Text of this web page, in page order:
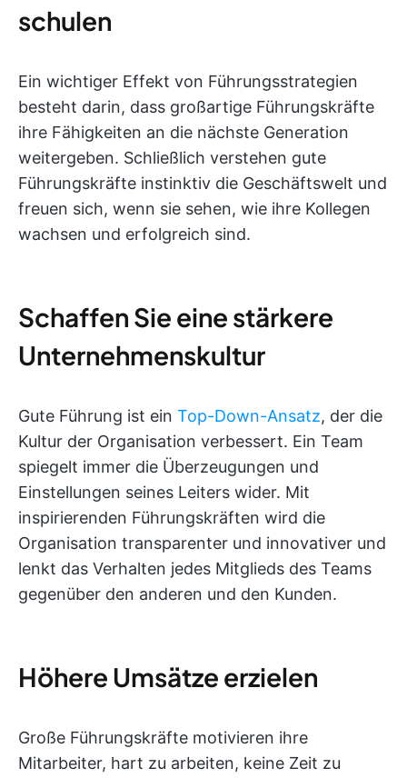
schulen
Ein wichtiger Effekt von Führungsstrategien
besteht darin, dass großartige Führungskräfte
ihre Fähigkeiten an die nächste Generation
weitergeben. Schließlich verstehen gute
Führungskräfte instinktiv die Geschäftswelt und
freuen sich, wenn sie sehen, wie ihre Kollegen
wachsen und erfolgreich sind.
Schaffen Sie eine stärkere
Unternehmenskultur
Gute Führung ist ein Top-Down-Ansatz, der die
Kultur der Organisation verbessert. Ein Team
spiegelt immer die Überzeugungen und
Einstellungen seines Leiters wider. Mit
inspirierenden Führungskräften wird die
Organisation transparenter und innovativer und
lenkt das Verhalten jedes Mitglieds des Teams
gegenüber den anderen und den Kunden.
Höhere Umsätze erzielen
Große Führungskräfte motivieren ihre
Mitarbeiter, hart zu arbeiten, keine Zeit zu